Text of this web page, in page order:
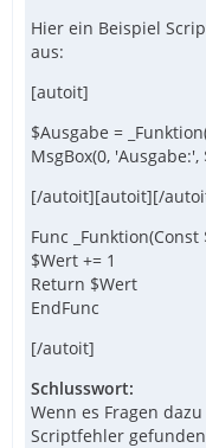
Hier ein Beispiel
aus:
[autoit]
$Ausgabe =
MsgBox(0, 'Ausgabe:',
[/autoit][autoit][/
Func _Funktion(Const
$Wert += 1
Return $Wert
EndFunc
[/autoit]
Schlusswort:
Wenn es Fragen
Scriptfehler